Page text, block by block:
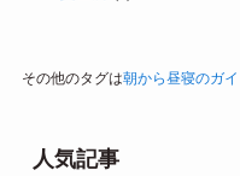
その他のタグは朝から昼寝のガ
人気記事